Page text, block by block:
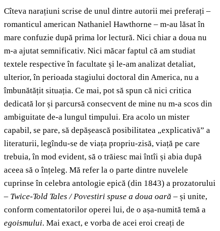
Cîteva narațiuni scrise de unul dintre autorii mei preferați –
romanticul american Nathaniel Hawthorne – m-au lăsat în
mare confuzie după prima lor lectură. Nici chiar a doua nu
m-a ajutat semnificativ. Nici măcar faptul că am studiat
textele respective în facultate și le-am analizat detaliat,
ulterior, în perioada stagiului doctoral din America, nu a
îmbunătățit situația. Ce mai, pot să spun că nici critica
dedicată lor și parcursă consecvent de mine nu m-a scos din
ambiguitate de-a lungul timpului. Era acolo un mister
capabil, se pare, să depășească posibilitatea „explicativă” a
literaturii, legîndu-se de viața propriu-zisă, viață pe care
trebuia, în mod evident, să o trăiesc mai întîi și abia după
aceea să o înțeleg. Mă refer la o parte dintre nuvelele
cuprinse în celebra antologie epică (din 1843) a prozatorului
– Twice-Told Tales / Povestiri spuse a doua oară – și unite,
conform comentatorilor operei lui, de o așa-numită temă a
egoismului. Mai exact, e vorba de acei eroi creați de